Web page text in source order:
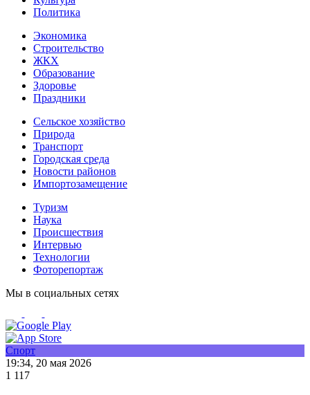
Политика
Экономика
Строительство
ЖКХ
Образование
Здоровье
Праздники
Сельское хозяйство
Природа
Транспорт
Городская среда
Новости районов
Импортозамещение
Туризм
Наука
Происшествия
Интервью
Технологии
Фоторепортаж
Мы в социальных сетях
Спорт
19:34, 20 мая 2026
1 117